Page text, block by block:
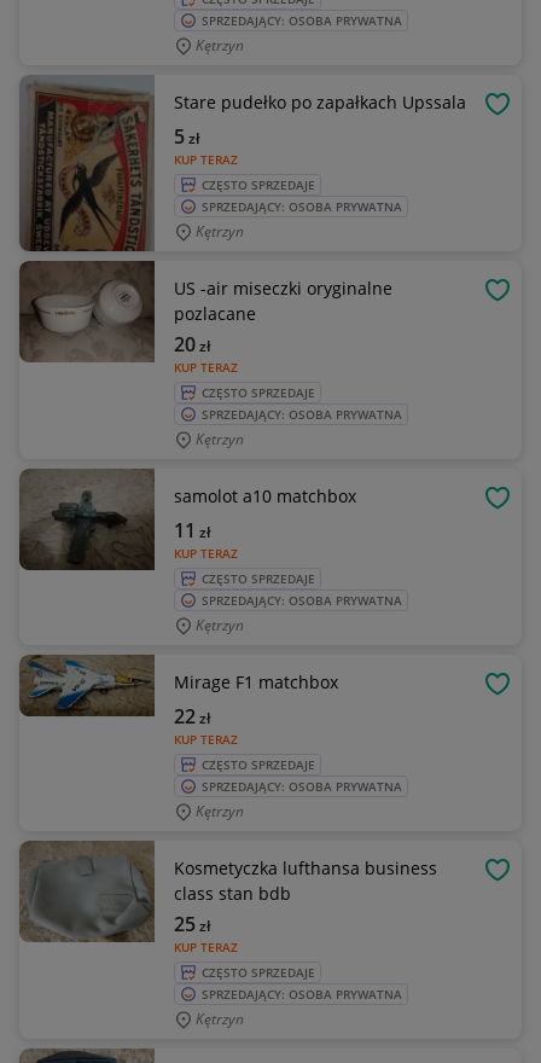
SPRZEDAJĄCY: OSOBA PRYWATNA
Kętrzyn
Stare pudełko po zapałkach Upssala
KUP TERAZ
5zł
CZĘSTO SPRZEDAJE
SPRZEDAJĄCY: OSOBA PRYWATNA
Kętrzyn
US -air miseczki oryginalne
pozlacane
KUP TERAZ
20zł
CZĘSTO SPRZEDAJE
SPRZEDAJĄCY: OSOBA PRYWATNA
Kętrzyn
samolot a10 matchbox
KUP TERAZ
11 zł
CZĘSTO SPRZEDAJE
SPRZEDAJĄCY: OSOBA PRYWATNA
Kętrzyn
Mirage F1 matchbox
KUP TERAZ
22zł
CZĘSTO SPRZEDAJE
SPRZEDAJĄCY: OSOBA PRYWATNA
Kętrzyn
Kosmetyczka lufthansa business
class stan bdb
KUP TERAZ
25zł
CZĘSTO SPRZEDAJE
SPRZEDAJĄCY: OSOBA PRYWATNA
Kętrzyn